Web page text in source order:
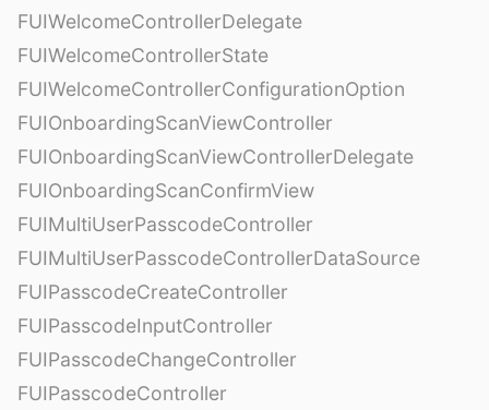
FUIWelcomeControllerDelegate
FUIWelcomeControllerState
FUIWelcomeControllerConfigurationOption
FUIOnboardingScanViewController
FUIOnboardingScanViewControllerDelegate
FUIOnboardingScanConfirmView
FUIMultiUserPasscodeController
FUIMultiUserPasscodeControllerDataSource
FUIPasscodeCreateController
FUIPasscodeInputController
FUIPasscodeChangeController
FUIPasscodeController